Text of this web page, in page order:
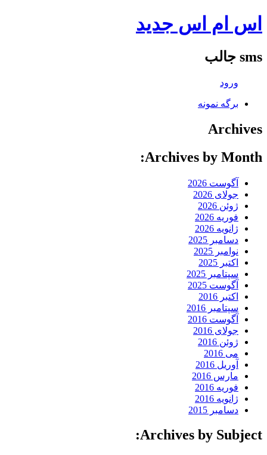
اس ام اس جدید
sms جالب
ورود
برگه نمونه
Archives
Archives by Month:
آگوست 2026
جولای 2026
ژوئن 2026
فوریه 2026
ژانویه 2026
دسامبر 2025
نوامبر 2025
اکتبر 2025
سپتامبر 2025
آگوست 2025
اکتبر 2016
سپتامبر 2016
آگوست 2016
جولای 2016
ژوئن 2016
می 2016
آوریل 2016
مارس 2016
فوریه 2016
ژانویه 2016
دسامبر 2015
Archives by Subject: